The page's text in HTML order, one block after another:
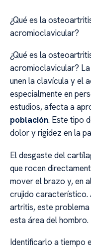
¿Qué es la
acromioclavicular?
¿Qué es la
acromioclavicular?
unen la clavícula y el
especialmente en
estudios, afecta a
población. Este tipo
dolor y rigidez en la
El desgaste del
que rocen
mover el brazo y, en
crujido característico.
artritis, este
esta área del hombro.
Identificarlo a tiempo